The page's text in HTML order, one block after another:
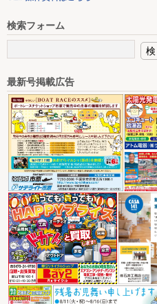
検索フォーム
最新号掲載広告